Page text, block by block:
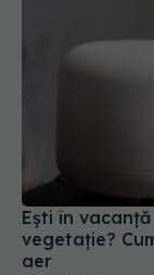
Ești în
vegetație?
aer